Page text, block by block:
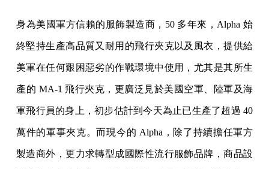
身為美國軍方信賴的服飾製造商，50 多年來，Alpha 始
終堅持生產高品質又耐用的飛行夾克以及風衣，提供給
美軍在任何艱困惡劣的作戰環境中使用，尤其是其所生
產的 MA-1 飛行夾克，更廣泛見於美國空軍、陸軍及海
軍飛行員的身上，初步估計到今天為止已生產了超過 40
萬件的軍事夾克。而現今的 Alpha，除了持續擔任軍方
製造商外，更力求轉型成國際性流行服飾品牌，商品設